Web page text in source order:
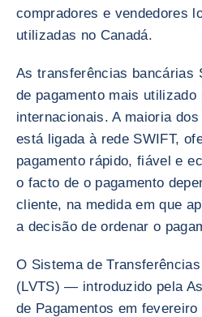
compradores e vendedores
utilizadas no Canadá.
As transferências bancárias
de pagamento mais utilizado
internacionais. A maioria
está ligada à rede SWIFT,
pagamento rápido, fiável e
o facto de o pagamento
cliente, na medida em que
a decisão de ordenar o
O Sistema de
(LVTS) — introduzido pela
de Pagamentos em